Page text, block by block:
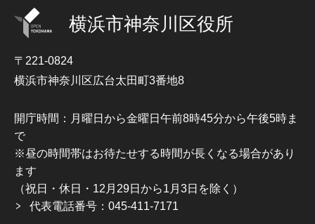
横浜市神奈川区役所
〒221-0824
横浜市神奈川区広台太田町3番地8
開庁時間：月曜日から金曜日午前8時45分から午後5時ま
で
※昼の時間帯はお待たせする時間が長くなる場合があり
ます
（祝日・休日・12月29日から1月3日を除く）
代表電話番号：045-411-7171